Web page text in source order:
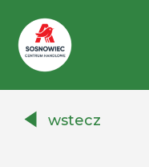
Auchanwstecz